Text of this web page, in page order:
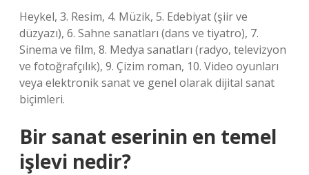
Heykel, 3. Resim, 4. Müzik, 5. Edebiyat (şiir ve
düzyazı), 6. Sahne sanatları (dans ve tiyatro), 7.
Sinema ve film, 8. Medya sanatları (radyo, televizyon
ve fotoğrafçılık), 9. Çizim roman, 10. Video oyunları
veya elektronik sanat ve genel olarak dijital sanat
biçimleri.
Bir sanat eserinin en temel
işlevi nedir?